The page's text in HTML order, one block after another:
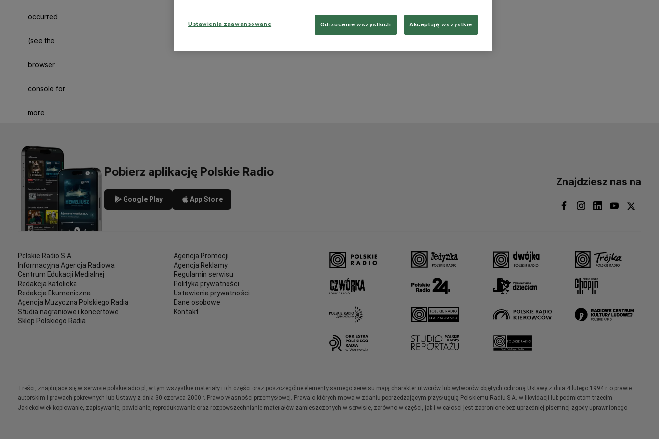
occurred
(see the
browser
console for
more
Pobierz aplikację Polskie Radio
Google Play App Store
Znajdziesz nas na
Polskie Radio S.A.
Informacyjna Agencja Radiowa
Centrum Edukacji Medialnej
Redakcja Katolicka
Redakcja Ekumeniczna
Agencja Muzyczna Polskiego Radia
Studia nagraniowe i koncertowe
Sklep Polskiego Radia
Agencja Promocji
Agencja Reklamy
Regulamin serwisu
Polityka prywatności
Ustawienia prywatności
Dane osobowe
Kontakt
Treści, znajdujące się w serwisie polskieradio.pl, w tym wszystkie materiały i ich części oraz poszczególne elementy samego serwisu mają charakter utworów lub wytworów objętych ochroną Ustawy z dnia 4 lutego 1994 r. o prawie
autorskim i prawach pokrewnych lub Ustawy z dnia 30 czerwca 2000 r. Prawo własności przemysłowej. Prawa o których mowa w zdaniu poprzedzającym przysługują Polskiemu Radiu S.A. w likwidacji lub podmiotom trzecim.
Jakiekolwiek kopiowanie, zapisywanie, powielanie, reprodukowanie oraz rozpowszechnianie materiałów zamieszczonych w serwisie, zarówno w części, jak i w całości jest zabronione bez uprzedniej pisemnej zgody uprawnionego.
Ustawienia zaawansowane Odrzucenie wszystkich Akceptuję wszystkie